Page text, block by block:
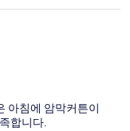
아침에 암막커튼이
합니다.